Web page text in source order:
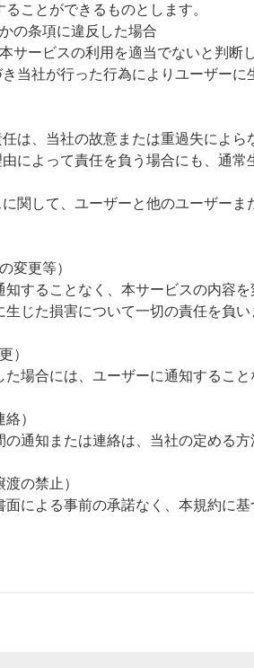
ことができるものとします。
の条項に違反した場合
サービスの利用を適当でないと判断
当社が行った行為によりユーザーに
は、当社の故意または重過失によら
によって責任を負う場合にも、通
関して、ユーザーと他のユーザー
変更等）
知することなく、本サービスの内容
じた損害について一切の責任を負い
）
場合には、ユーザーに通知するこ
）
通知または連絡は、当社の定める方
の禁止）
面による事前の承諾なく、本規約に